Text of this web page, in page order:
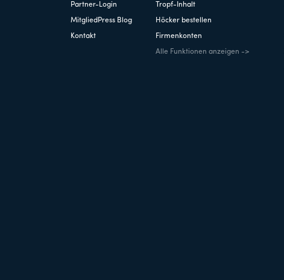
Partner-Login
MitgliedPress Blog
Kontakt
Tropf-Inhalt
Höcker bestellen
Firmenkonten
Alle Funktionen anzeigen ->